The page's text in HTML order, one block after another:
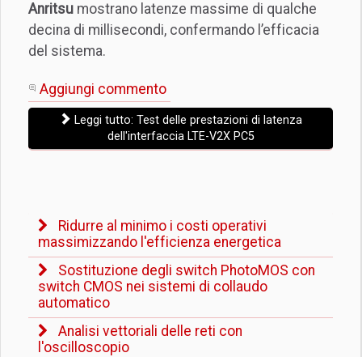
Anritsu mostrano latenze massime di qualche
decina di millisecondi, confermando l’efficacia
del sistema.
Aggiungi commento
Leggi tutto: Test delle prestazioni di latenza
dell'interfaccia LTE-V2X PC5
Ridurre al minimo i costi operativi
massimizzando l'efficienza energetica
Sostituzione degli switch PhotoMOS con
switch CMOS nei sistemi di collaudo
automatico
Analisi vettoriali delle reti con
l'oscilloscopio